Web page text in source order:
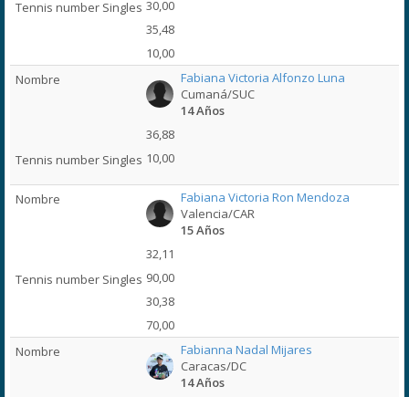
30,00
35,48
10,00
Fabiana Victoria Alfonzo Luna
Cumaná/SUC
14 Años
36,88
10,00
Fabiana Victoria Ron Mendoza
Valencia/CAR
15 Años
32,11
90,00
30,38
70,00
Fabianna Nadal Mijares
Caracas/DC
14 Años